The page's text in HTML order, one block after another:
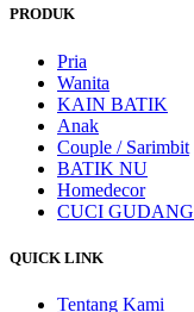
PRODUK
Pria
Wanita
KAIN BATIK
Anak
Couple / Sarimbit
BATIK NU
Homedecor
CUCI GUDANG
QUICK LINK
Tentang Kami